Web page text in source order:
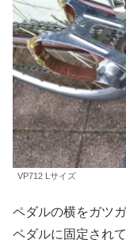
VP712 Lサイズ
ペダルの横をガツ
ペダルに固定され